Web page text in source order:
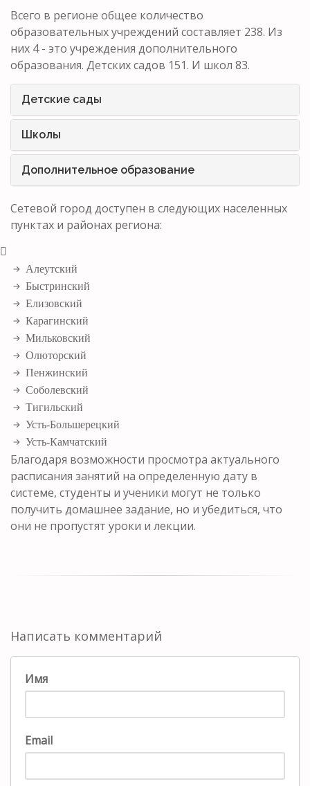
Всего в регионе общее количество
образовательных учреждений составляет 238. Из
них 4 - это учреждения дополнительного
образования. Детских садов 151. И школ 83.
Детские сады
Школы
Дополнительное образование
Сетевой город доступен в следующих населенных
пунктах и районах региона:
Алеутский
Быстринский
Елизовский
Карагинский
Мильковский
Олюторский
Пенжинский
Соболевский
Тигильский
Усть-Большерецкий
Усть-Камчатский
Благодаря возможности просмотра актуального
расписания занятий на определенную дату в
системе, студенты и ученики могут не только
получить домашнее задание, но и убедиться, что
они не пропустят уроки и лекции.
Написать комментарий
Имя
Email